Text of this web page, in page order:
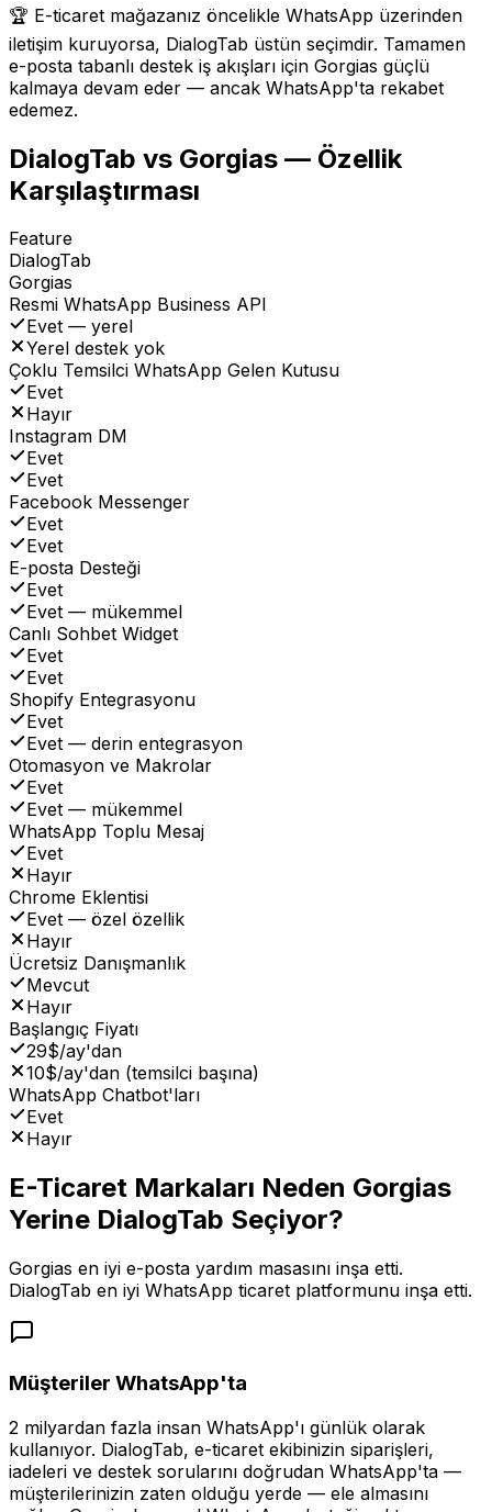
🏆 E-ticaret mağazanız öncelikle WhatsApp üzerinden
iletişim kuruyorsa, DialogTab üstün seçimdir. Tamamen
e-posta tabanlı destek iş akışları için Gorgias güçlü
kalmaya devam eder — ancak WhatsApp'ta rekabet
edemez.
DialogTab vs Gorgias — Özellik
Karşılaştırması
Feature
DialogTab
Gorgias
Resmi WhatsApp Business API
Evet — yerel
Yerel destek yok
Çoklu Temsilci WhatsApp Gelen Kutusu
Evet
Hayır
Instagram DM
Evet
Evet
Facebook Messenger
Evet
Evet
E-posta Desteği
Evet
Evet — mükemmel
Canlı Sohbet Widget
Evet
Evet
Shopify Entegrasyonu
Evet
Evet — derin entegrasyon
Otomasyon ve Makrolar
Evet
Evet — mükemmel
WhatsApp Toplu Mesaj
Evet
Hayır
Chrome Eklentisi
Evet — özel özellik
Hayır
Ücretsiz Danışmanlık
Mevcut
Hayır
Başlangıç Fiyatı
29$/ay'dan
10$/ay'dan (temsilci başına)
WhatsApp Chatbot'ları
Evet
Hayır
E-Ticaret Markaları Neden Gorgias
Yerine DialogTab Seçiyor?
Gorgias en iyi e-posta yardım masasını inşa etti.
DialogTab en iyi WhatsApp ticaret platformunu inşa etti.
Müşteriler WhatsApp'ta
2 milyardan fazla insan WhatsApp'ı günlük olarak
kullanıyor. DialogTab, e-ticaret ekibinizin siparişleri,
iadeleri ve destek sorularını doğrudan WhatsApp'ta —
müşterilerinizin zaten olduğu yerde — ele almasını